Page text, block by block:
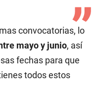
convocatorias, lo
mayo y junio, así
fechas para que
todos estos